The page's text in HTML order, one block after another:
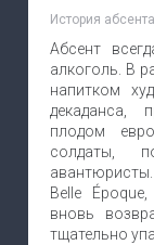
История абсента
Абсент
алкоголь. В
напитком
декаданса,
плодом
солдаты,
Belle
вновь
тщательно